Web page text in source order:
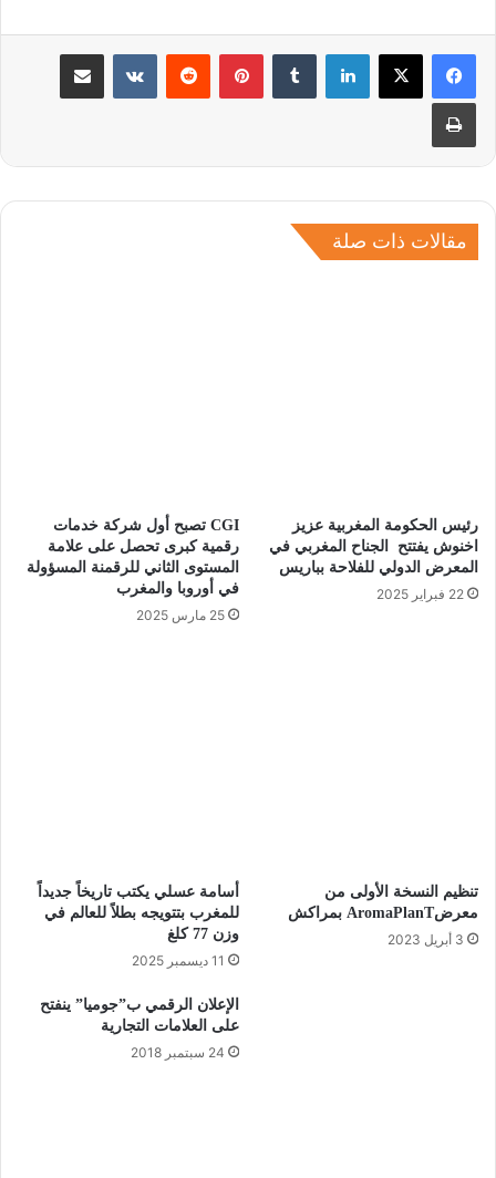
لينكدإن بينتيريست مشاركة عبر البريد
طباعة
مقالات ذات صلة
رئيس الحكومة المغربية عزيز
اخنوش يفتتح الجناح المغربي في
المعرض الدولي للفلاحة بباريس
22 فبراير 2025
CGI تصبح أول شركة خدمات
رقمية كبرى تحصل على علامة
المستوى الثاني للرقمنة المسؤولة
في أوروبا والمغرب
25 مارس 2025
تنظيم النسخة الأولى من
معرضAromaPlanT بمراكش
3 أبريل 2023
أسامة عسلي يكتب تاريخاً جديداً
للمغرب بتتويجه بطلاً للعالم في
وزن 77 كلغ
11 ديسمبر 2025
الإعلان الرقمي ب”جوميا” ينفتح
على العلامات التجارية
24 سبتمبر 2018